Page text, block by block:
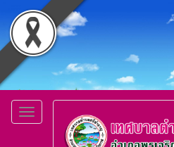
Toggle
navigation